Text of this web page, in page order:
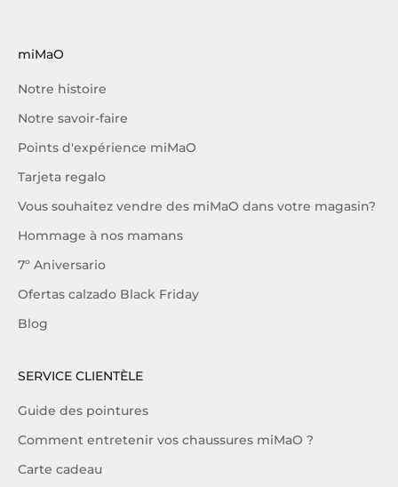
miMaO
Notre histoire
Notre savoir-faire
Points d'expérience miMaO
Tarjeta regalo
Vous souhaitez vendre des miMaO dans votre magasin?
Hommage à nos mamans
7º Aniversario
Ofertas calzado Black Friday
Blog
SERVICE CLIENTÈLE
Guide des pointures
Comment entretenir vos chaussures miMaO ?
Carte cadeau